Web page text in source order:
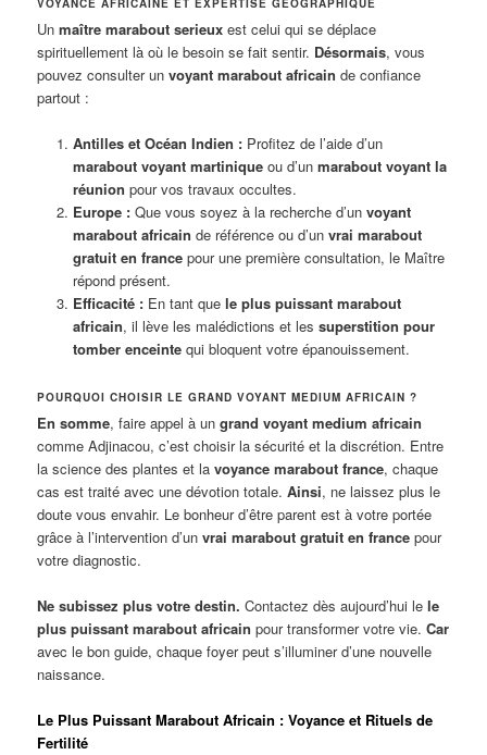
Unmaître marabout serieux est celui qui se déplace
spirituellement là où le besoin se fait sentir. Désormais, vous
pouvez consulter unvoyant marabout africain de confiance
partout :
Antilles et Océan Indien :Profitez de l’aide d’un
marabout voyant martiniqueou d’un marabout voyant la
réunion pour vos travaux occultes.
Europe :Que vous soyez à la recherche d’un voyant
marabout africain de référence ou d’un vrai marabout
gratuit en francepour une première consultation, le Maître
répond présent.
Efficacité :En tant que le plus puissant marabout
africain, il lève les malédictions et les superstition pour
tomber enceintequi bloquent votre épanouissement.
POURQUOI CHOISIR LE GRAND VOYANT MEDIUM AFRICAIN ?
En somme, faire appel à ungrand voyant medium africain
comme Adjinacou, c’est choisir la sécurité et la discrétion. Entre
la science des plantes et lavoyance marabout france, chaque
cas est traité avec une dévotion totale.Ainsi, ne laissez plus le
doute vous envahir. Le bonheur d’être parent est à votre portée
grâce à l’intervention d’unvrai marabout gratuit en france pour
votre diagnostic.
Ne subissez plus votre destin. Contactez dès aujourd’hui lele
plus puissant marabout africain pour transformer votre vie.Car
avec le bon guide, chaque foyer peut s’illuminer d’une nouvelle
naissance.
Le Plus Puissant Marabout Africain : Voyance et Rituels de
Fertilité